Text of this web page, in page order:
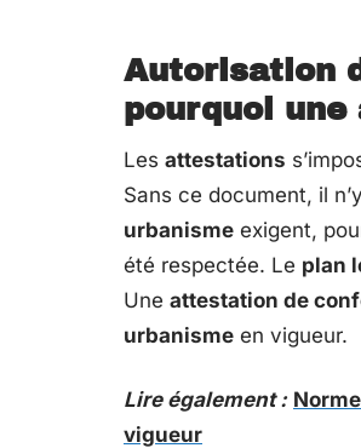
Autorisation
pourquoi
Les attestations
Sans ce document, il
urbanisme exigent,
été respectée. Le plan
Une attestation de
urbanisme en vigueur.
Lire également :
vigueur